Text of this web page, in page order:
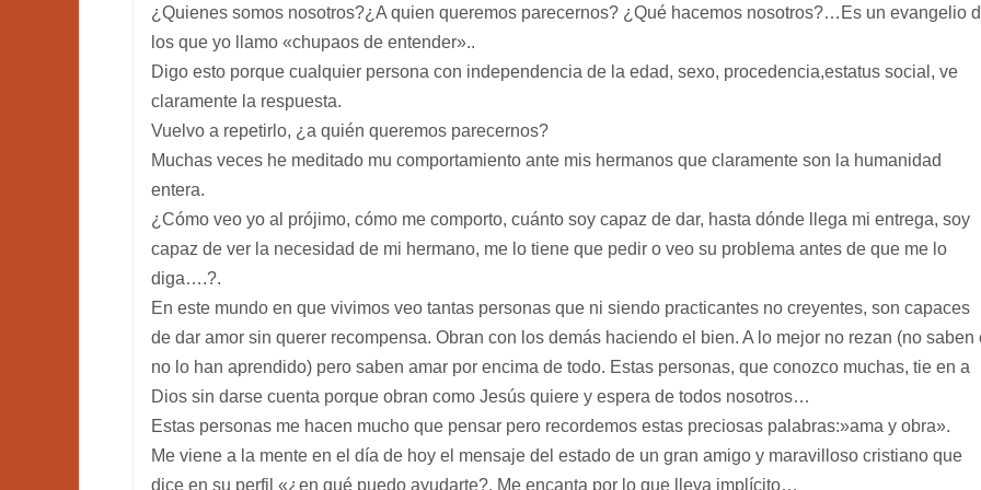
¿Quienes somos nosotros?¿A quien queremos parecernos? ¿Qué hacemos nosotros?…Es un evangelio
los que yo llamo «chupaos de entender»..
Digo esto porque cualquier persona con independencia de la edad, sexo, procedencia,estatus social, ve
claramente la respuesta.
Vuelvo a repetirlo, ¿a quién queremos parecernos?
Muchas veces he meditado mu comportamiento ante mis hermanos que claramente son la humanidad
entera.
¿Cómo veo yo al prójimo, cómo me comporto, cuánto soy capaz de dar, hasta dónde llega mi entrega, soy
capaz de ver la necesidad de mi hermano, me lo tiene que pedir o veo su problema antes de que me lo
diga….?.
En este mundo en que vivimos veo tantas personas que ni siendo practicantes no creyentes, son capaces
de dar amor sin querer recompensa. Obran con los demás haciendo el bien. A lo mejor no rezan (no saben
no lo han aprendido) pero saben amar por encima de todo. Estas personas, que conozco muchas, tie en a
Dios sin darse cuenta porque obran como Jesús quiere y espera de todos nosotros…
Estas personas me hacen mucho que pensar pero recordemos estas preciosas palabras:»ama y obra».
Me viene a la mente en el día de hoy el mensaje del estado de un gran amigo y maravilloso cristiano que
dice en su perfil «¿en qué puedo ayudarte?. Me encanta por lo que lleva implícito…